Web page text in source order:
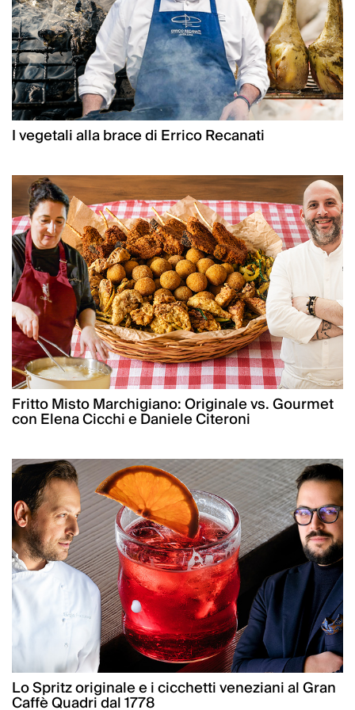
I vegetali alla brace di Errico Recanati
Fritto Misto Marchigiano: Originale vs. Gourmet
con Elena Cicchi e Daniele Citeroni
Lo Spritz originale e i cicchetti veneziani al Gran
Caffè Quadri dal 1778